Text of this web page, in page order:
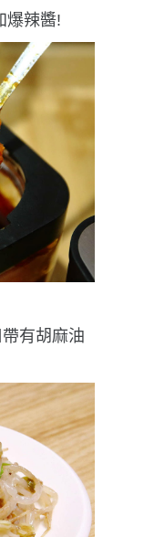
爆辣醬!
有胡麻油